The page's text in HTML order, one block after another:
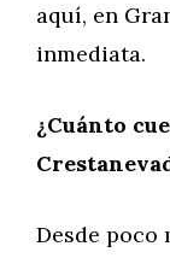
aquí, en
inmediata.
¿Cuánto
Desde poco